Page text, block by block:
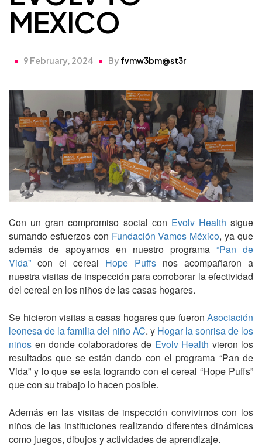
MEXICO
9 February, 2024 By fvmw3bm@st3r
Con un gran compromiso social con Evolv Health sigue
sumando esfuerzos con Fundación Vamos México, ya que
además de apoyarnos en nuestro programa “Pan de
Vida” con el cereal Hope Puffs nos acompañaron a
nuestra visitas de inspección para corroborar la efectividad
del cereal en los niños de las casas hogares.
Se hicieron visitas a casas hogares que fueron Asociación
leonesa de la familia del niño AC. y Hogar la sonrisa de los
niños en donde colaboradores de Evolv Health vieron los
resultados que se están dando con el programa “Pan de
Vida” y lo que se esta logrando con el cereal “Hope Puffs”
que con su trabajo lo hacen posible.
Además en las visitas de inspección convivimos con los
niños de las instituciones realizando diferentes dinámicas
como juegos, dibujos y actividades de aprendizaje.